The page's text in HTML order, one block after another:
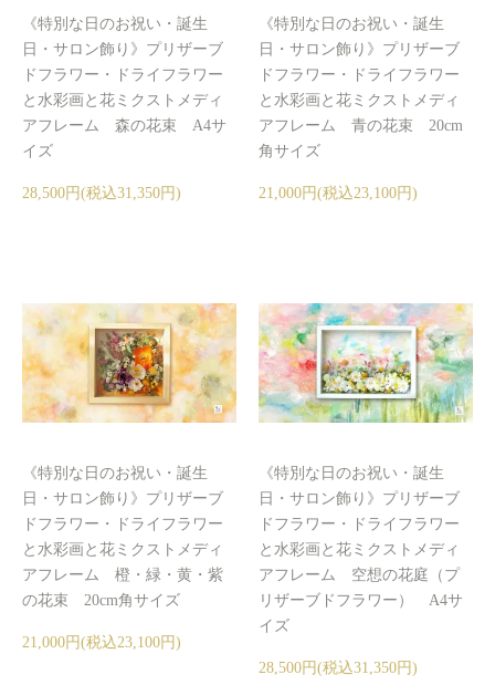
《特別な日のお祝い・誕生
日・サロン飾り》プリザーブ
ドフラワー・ドライフラワー
と水彩画と花ミクストメディ
アフレーム 森の花束 A4サ
イズ
28,500円(税込31,350円)
《特別な日のお祝い・誕生
日・サロン飾り》プリザーブ
ドフラワー・ドライフラワー
と水彩画と花ミクストメディ
アフレーム 青の花束 20cm
角サイズ
21,000円(税込23,100円)
《特別な日のお祝い・誕生
日・サロン飾り》プリザーブ
ドフラワー・ドライフラワー
と水彩画と花ミクストメディ
アフレーム 橙・緑・黄・紫
の花束 20cm角サイズ
21,000円(税込23,100円)
《特別な日のお祝い・誕生
日・サロン飾り》プリザーブ
ドフラワー・ドライフラワー
と水彩画と花ミクストメディ
アフレーム 空想の花庭（プ
リザーブドフラワー） A4サ
イズ
28,500円(税込31,350円)